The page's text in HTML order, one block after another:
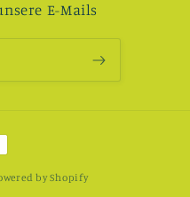
E-Mails
by Shopify